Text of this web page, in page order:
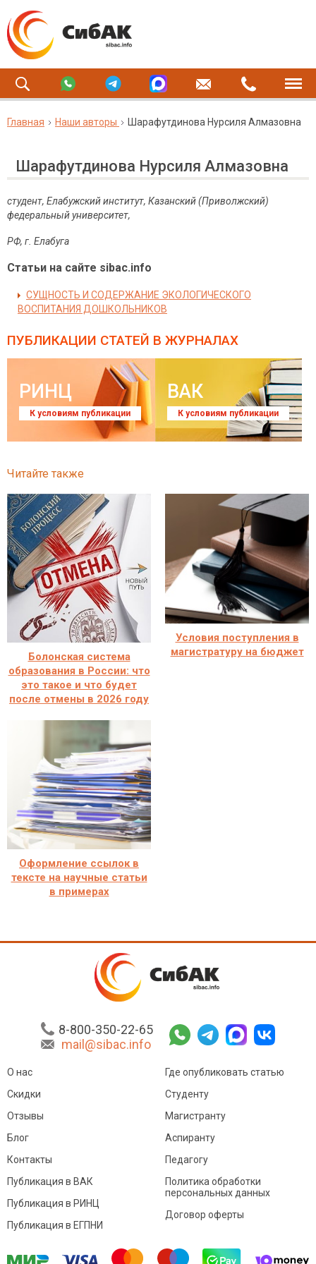
Главная Наши авторы Шарафутдинова Нурсиля Алмазовна
Шарафутдинова Нурсиля Алмазовна
студент, Елабужский институт, Казанский (Приволжский)
федеральный университет,
РФ, г. Елабуга
Статьи на сайте sibac.info
СУЩНОСТЬ И СОДЕРЖАНИЕ ЭКОЛОГИЧЕСКОГО
ВОСПИТАНИЯ ДОШКОЛЬНИКОВ
ПУБЛИКАЦИИ СТАТЕЙ В ЖУРНАЛАХ
РИНЦ
К условиям публикации
ВАК
К условиям публикации
Читайте также
Болонская система
образования в России: что
это такое и что будет
после отмены в 2026 году
Условия поступления в
магистратуру на бюджет
Оформление ссылок в
тексте на научные статьи
в примерах
8-800-350-22-65
mail@sibac.info
О нас
Скидки
Отзывы
Блог
Контакты
Где опубликовать статью
Студенту
Магистранту
Аспиранту
Педагогу
Публикация в ВАК
Публикация в РИНЦ
Публикация в ЕГПНИ
Политика обработки
персональных данных
Договор оферты